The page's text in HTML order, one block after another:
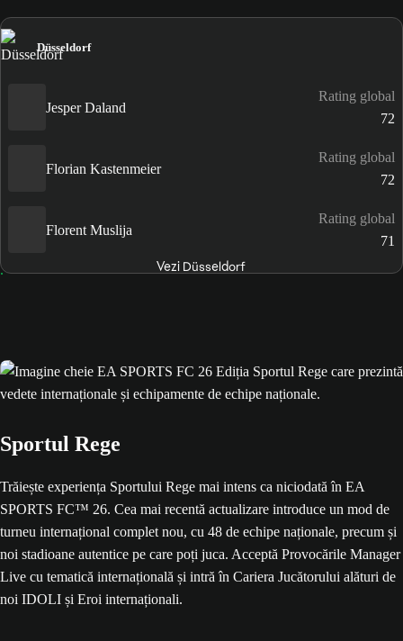
Düsseldorf
Jesper Daland
Rating global
72
Florian Kastenmeier
Rating global
72
Florent Muslija
Rating global
71
Vezi Düsseldorf
Sportul Rege
Trăiește experiența Sportului Rege mai intens ca niciodată în EA
SPORTS FC™ 26. Cea mai recentă actualizare introduce un mod de
turneu internațional complet nou, cu 48 de echipe naționale, precum și
noi stadioane autentice pe care poți juca. Acceptă Provocările Manager
Live cu tematică internațională și intră în Cariera Jucătorului alături de
noi IDOLI și Eroi internaționali.